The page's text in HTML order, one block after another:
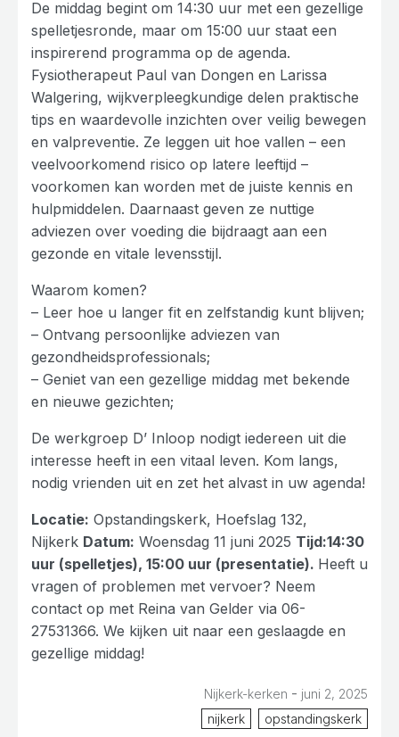
De middag begint om 14:30 uur met een gezellige
spelletjesronde, maar om 15:00 uur staat een
inspirerend programma op de agenda.
Fysiotherapeut Paul van Dongen en Larissa
Walgering, wijkverpleegkundige delen praktische
tips en waardevolle inzichten over veilig bewegen
en valpreventie. Ze leggen uit hoe vallen – een
veelvoorkomend risico op latere leeftijd –
voorkomen kan worden met de juiste kennis en
hulpmiddelen. Daarnaast geven ze nuttige
adviezen over voeding die bijdraagt aan een
gezonde en vitale levensstijl.
Waarom komen?
– Leer hoe u langer fit en zelfstandig kunt blijven;
– Ontvang persoonlijke adviezen van
gezondheidsprofessionals;
– Geniet van een gezellige middag met bekende
en nieuwe gezichten;
De werkgroep D’ Inloop nodigt iedereen uit die
interesse heeft in een vitaal leven. Kom langs,
nodig vrienden uit en zet het alvast in uw agenda!
Locatie: Opstandingskerk, Hoefslag 132,
Nijkerk Datum: Woensdag 11 juni 2025 Tijd:14:30
uur (spelletjes), 15:00 uur (presentatie). Heeft u
vragen of problemen met vervoer? Neem
contact op met Reina van Gelder via 06-
27531366. We kijken uit naar een geslaagde en
gezellige middag!
Nijkerk-kerken - juni 2, 2025
nijkerk
opstandingskerk